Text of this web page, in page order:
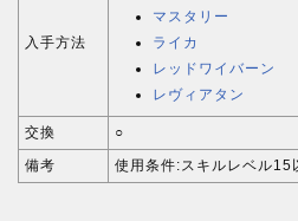
入手方法
マスタリー
ライカ
レッドワイバーン
レヴィアタン
交換
○
備考
使用条件:スキルレベル15